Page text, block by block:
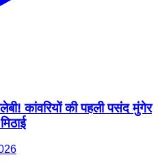
कांवरियों की पहली पसंद मुंगेर